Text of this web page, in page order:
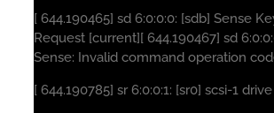
[ 644.190465] sd 6:0:0:0: [sdb] Sense
Request [current][ 644.190467] sd
Sense: Invalid command operation
[ 644.190785] sr 6:0:0:1: [sr0] scsi-1 drive